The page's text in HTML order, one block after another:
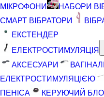
МІКРОФОНИ
НАБОРИ
СМАРТ ВІБРАТОРИ
ЕКСТЕНДЕР
ЕЛЕКТРОСТИМУЛЯЦІЯ
АКСЕСУАРИ
ЕЛЕКТРОСТИМУЛЯЦІЄЮ
ПЕНІСА
КЕРУЮЧИЙ